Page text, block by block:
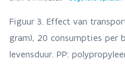
Figuur 3. Effect van
gram), 20 consumpties per
levensduur. PP: